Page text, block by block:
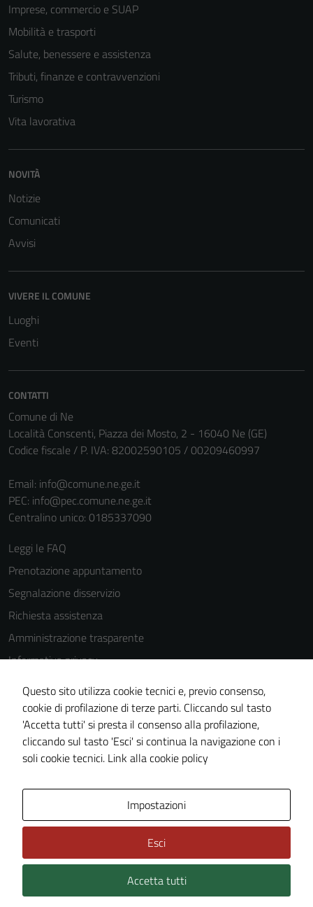
Imprese, commercio e SUAP
Mobilità e trasporti
Salute, benessere e assistenza
Tributi, finanze e contravvenzioni
Turismo
Vita lavorativa
NOVITÀ
Notizie
Comunicati
Avvisi
VIVERE IL COMUNE
Luoghi
Eventi
CONTATTI
Comune di Ne
Località Conscenti, Piazza dei Mosto, 2 - 16040 Ne (GE)
Codice fiscale / P. IVA: 82002590105 / 00209460997
Email: info@comune.ne.ge.it
PEC: info@pec.comune.ne.ge.it
Centralino unico: 0185337090
Leggi le FAQ
Prenotazione appuntamento
Segnalazione disservizio
Richiesta assistenza
Amministrazione trasparente
Informativa privacy
Cookie Policy
Note legali
Dichiarazione di accessibilità
Piano di miglioramento del sito
Technical Design s.r.l.
Questo sito utilizza cookie tecnici e, previo consenso,
cookie di profilazione di terze parti. Cliccando sul tasto
'Accetta tutti' si presta il consenso alla profilazione,
cliccando sul tasto 'Esci' si continua la navigazione con i
soli cookie tecnici. Link alla cookie policy
Impostazioni
Esci
Accetta tutti
per il
del sito e non
possono
essere
disabilitati.
Questi cookie
informazioni
personali.